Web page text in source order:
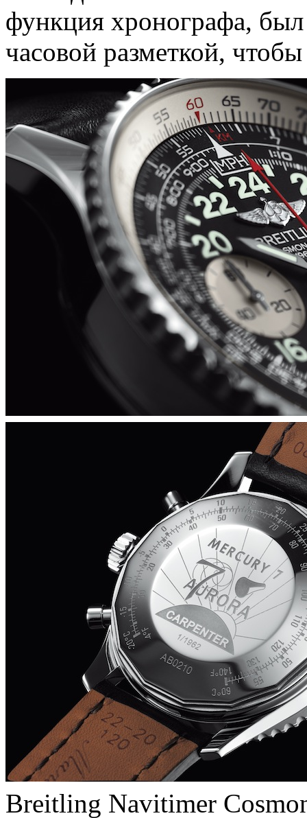
функция хронографа,
часовой разметкой,
Breitling Navitimer